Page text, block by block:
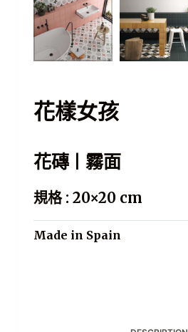
花樣女孩
花磚 | 霧面
規格 : 20×20 cm
Made in Spain